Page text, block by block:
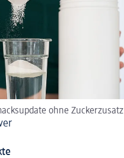
ohne Zuckerzusatz